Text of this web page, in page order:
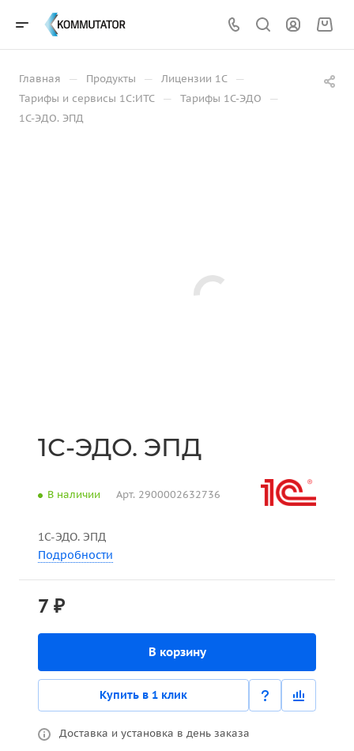
Главная — Продукты — Лицензии 1С —
Тарифы и сервисы 1С:ИТС — Тарифы 1С-ЭДО —
1С-ЭДО. ЭПД
1С-ЭДО. ЭПД
В наличии Арт. 2900002632736
1С-ЭДО. ЭПД
Подробности
7 ₽
В корзину
Купить в 1 клик
Доставка и установка в день заказа